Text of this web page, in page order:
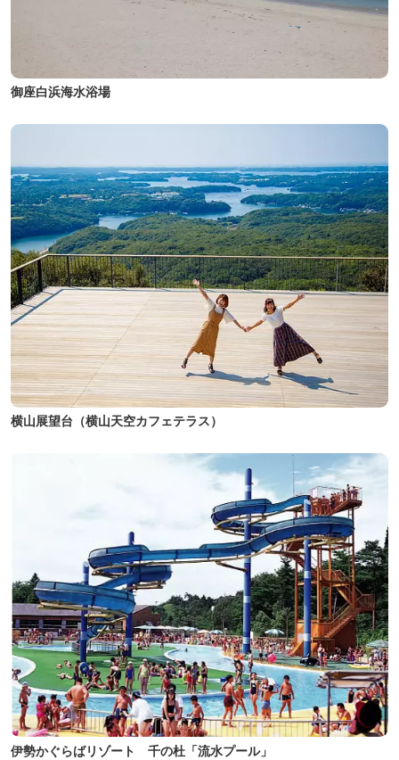
御座白浜海水浴場
横山展望台（横山天空カフェテラス）
伊勢かぐらばリゾート 千の杜「流水プール」